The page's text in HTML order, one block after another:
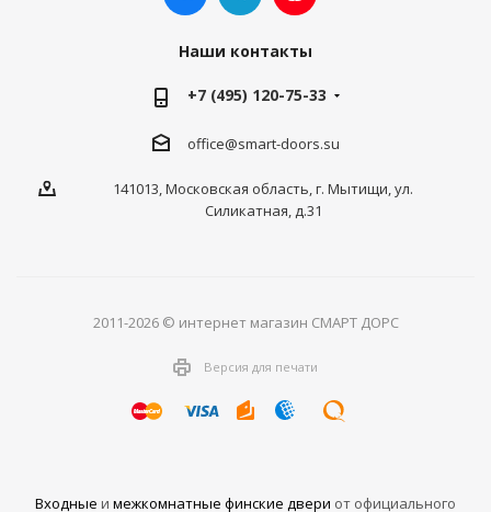
Наши контакты
+7 (495) 120-75-33
office@smart-doors.su
141013, Московская область, г. Мытищи, ул.
Силикатная, д.31
2011-2026 © интернет магазин СМАРТ ДОРС
Версия для печати
Входные и межкомнатные финские двери от официального